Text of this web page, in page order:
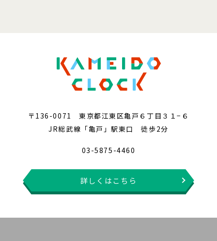
〒136-0071 東京都江東区亀戸６丁目３１−６
JR総武線「亀戸」駅東口 徒歩2分
03-5875-4460
詳しくはこちら